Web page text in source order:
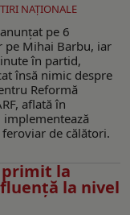
NAŢIONALE
pe 6
pe Mihai Barbu, iar
în partid,
însă nimic despre
Reformă
aflată în
de călători.
primit la
la nivel